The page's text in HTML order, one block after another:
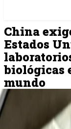
China
Estados
biológicas
mundo